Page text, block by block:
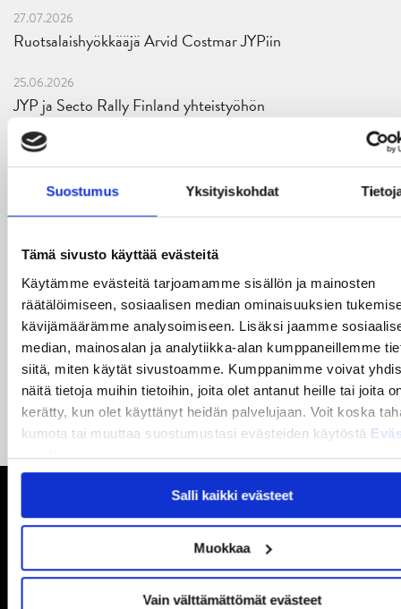
Suostumus Yksityiskohdat
Tämä sivusto käyttää evästeitä
Käytämme evästeitä tarjoamamme sisällön ja mainosten
räätälöimiseen, sosiaalisen median ominaisuuksien
kävijämäärämme analysoimiseen. Lisäksi jaamme
median, mainosalan ja analytiikka-alan kumppaneillemme
siitä, miten käytät sivustoamme. Kumppanimme voivat
näitä tietoja muihin tietoihin, joita olet antanut heille tai joita
kerätty, kun olet käyttänyt heidän palvelujaan. Voit koska
kumota tai muuttaa suostumustasi evästeiden käytöstä
sivultamme.
Salli kaikki evästeet
Muokkaa
Vain välttämättömät evästeet
27.07.2026
Ruotsalaishyökkääjä Arvid Costmar JYPiin
25.06.2026
JYP ja Secto Rally Finland yhteistyöhön
02.06.2026
Liiga-kauden 2026-2027 otteluohjelma on julkaistu!
27.05.2026
18.05.2026
Jaatinen ja Liljamo jatkosopimuksiin – JYPin ja KeuPa HT:n
yhteistyö jatkuu
14.05.2026
Tuore Sveitsin mestari Juuso Arola JYP-puolustukseen
kahden vuoden sopimuksella